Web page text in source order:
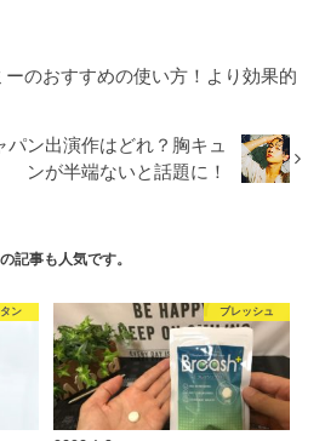
ーのおすすめの使い方！より効果的
ン出演作はどれ？胸キュ
ンが半端ないと話題に！
記事も人気です。
ン ブレッシュ